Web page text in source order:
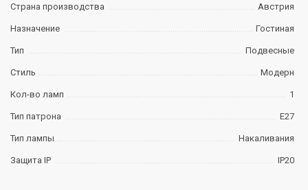
Страна производства Австрия
Назначение Гостиная
Тип Подвесные
Стиль Модерн
Кол-во ламп 1
Тип патрона E27
Тип лампы Накаливания
Защита IP IP20